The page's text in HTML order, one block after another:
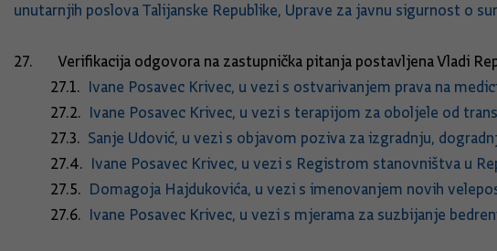
unutarnjih poslova Talijanske Republike, Uprave za javnu sigurnost
27. Verifikacija odgovora na zastupnička pitanja postavljena Vladi
27.1. Ivane Posavec Krivec, u vezi s ostvarivanjem prava na
27.2. Ivane Posavec Krivec, u vezi s terapijom za oboljele od
27.3. Sanje Udović, u vezi s objavom poziva za izgradnju,
27.4. Ivane Posavec Krivec, u vezi s Registrom stanovništva u
27.5. Domagoja Hajdukovića, u vezi s imenovanjem novih
27.6. Ivane Posavec Krivec, u vezi s mjerama za suzbijanje